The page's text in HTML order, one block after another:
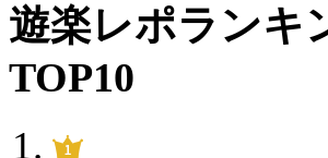
遊楽レポランキ
TOP10